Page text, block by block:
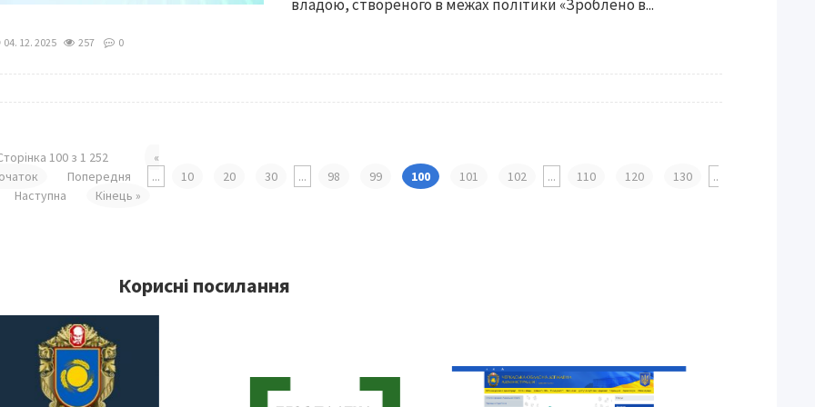
владою, створеного в межах політики «Зроблено в...
04. 12. 2025 257 0
100 з 1 252
«
Попередня ... 10 20 30 ... 98 99 100 101 102 ... 110 120 130
..
Наступна
Кінець »
Корисні посилання